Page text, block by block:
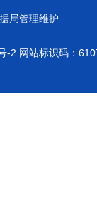
局管理维护
-2 网站标识码：